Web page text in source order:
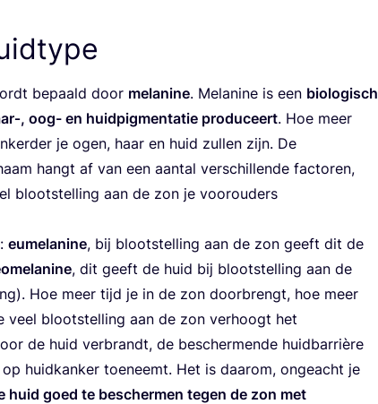
bepaald door mela­ni­ne. Mela­ni­ne is een bio­lo­gisch
oog- en huid­pig­men­ta­tie pro­du­ceert. Hoe meer
je ogen, haar en huid zul­len zijn. De
hangt af van een aan­tal ver­schil­len­de fac­to­ren,
bloot­stel­ling aan de zon je voor­ou­ders
: eume­la­ni­ne, bij bloot­stel­ling aan de zon geeft dit de
, dit geeft de huid bij bloot­stel­ling aan de
Hoe meer tijd je in de zon door­brengt, hoe meer
veel bloot­stel­ling aan de zon ver­hoogt het
de huid ver­brandt, de bescher­men­de huid­bar­ri­è­re
huid­kan­ker toe­neemt. Het is daar­om, onge­acht je
huid goed te bescher­men tegen de zon met